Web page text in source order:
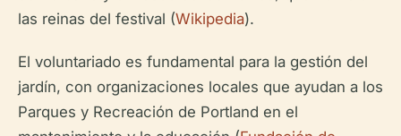
las reinas del festival (Wikipedia).
El voluntariado es fundamental para la gestión del
jardín, con organizaciones locales que ayudan a los
Parques y Recreación de Portland en el